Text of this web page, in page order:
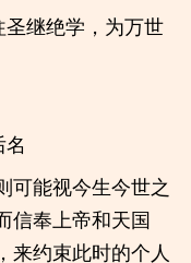
继绝学，为万世
可能视今生今世之
信奉上帝和天国
来约束此时的个人